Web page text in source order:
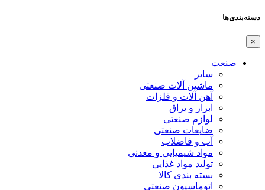
دسته‌بندی‌ها
×
صنعت
سایر
ماشین آلات صنعتی
آهن آلات و فلزات
ابزار و یراق
لوازم صنعتی
ضایعات صنعتی
آب و فاضلاب
مواد شیمیایی و معدنی
تولید مواد غذایی
بسته بندی کالا
اتوماسیون صنعتی